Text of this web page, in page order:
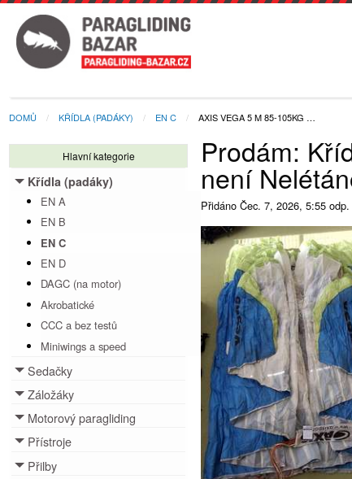
DOMŮ KŘÍDLA (PADÁKY) EN C AXIS VEGA 5 M 85-105KG …
Hlavní kategorie
Křídla (padáky)
Toggle menu
EN A
EN B
EN C
EN D
DAGC (na motor)
Akrobatické
CCC a bez testů
Miniwings a speed
Sedačky
Toggle menu
Záložáky
Toggle menu
Motorový paragliding
Toggle menu
Přístroje
Toggle menu
Přilby
Toggle menu
Prodám:
není
PřidánoČec. 7, 2026, 5:55 odp.